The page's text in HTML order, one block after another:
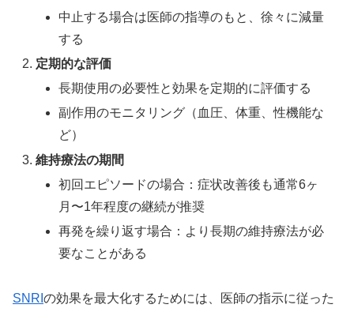
中止する場合は医師の指導のもと、徐々に減量
する
定期的な評価
長期使用の必要性と効果を定期的に評価する
副作用のモニタリング（血圧、体重、性機能な
ど）
維持療法の期間
初回エピソードの場合：症状改善後も通常6ヶ
月〜1年程度の継続が推奨
再発を繰り返す場合：より長期の維持療法が必
要なことがある
SNRI の効果を最大化するためには、医師の指示に従った